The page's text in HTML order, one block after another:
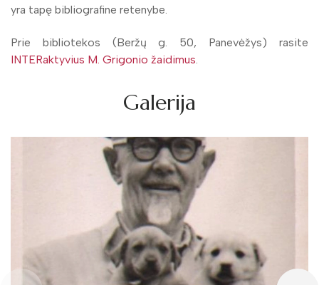
yra tapę bibliografine retenybe.
Prie bibliotekos (Beržų g. 50, Panevėžys) rasite
INTERaktyvius M. Grigonio žaidimus.
Galerija